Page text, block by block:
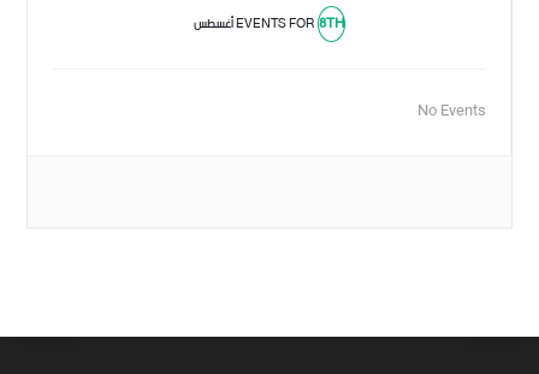
EVENTS FOR8TH أغسطس
No Events